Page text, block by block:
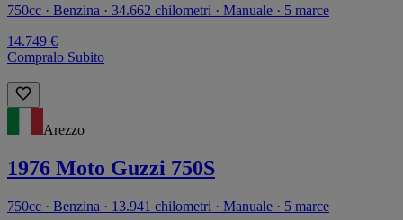
750cc · Benzina · 34.662 chilometri · Manuale · 5 marce
14.749 €
Compralo Subito
Arezzo
1976 Moto Guzzi 750S
750cc · Benzina · 13.941 chilometri · Manuale · 5 marce